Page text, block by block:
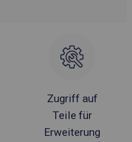
Zugriff auf
Teile für
Erweiterung